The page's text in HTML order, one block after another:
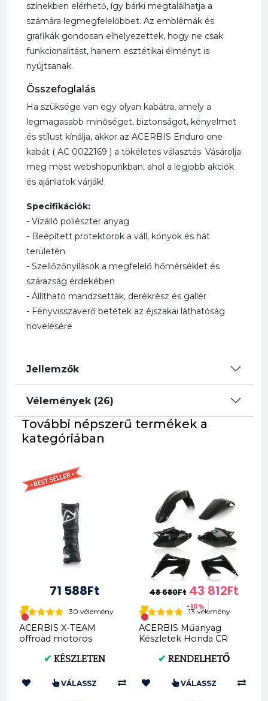
színekben elérhető, így bárki megtalálhatja a
számára legmegfelelőbbet. Az emblémák és
grafikák gondosan elhelyezettek, hogy ne csak
funkcionalitást, hanem esztétikai élményt is
nyújtsanak.
Összefoglalás
Ha szüksége van egy olyan kabátra, amely a
legmagasabb minőséget, biztonságot, kényelmet
és stílust kínálja, akkor az ACERBIS Enduro one
kabát ( AC 0022169 ) a tökéletes választás. Vásárolja
meg most webshopunkban, ahol a legjobb akciók
és ajánlatok várják!
Specifikációk:
- Vízálló poliészter anyag
- Beépített protektorok a váll, könyök és hát
területén
- Szellőzőnyílások a megfelelő hőmérséklet és
szárazság érdekében
- Állítható mandzsetták, derékrész és gallér
- Fényvisszaverő betétek az éjszakai láthatóság
növelésére
Jellemzők
Vélemények (26)
További népszerű termékek a
kategóriában
71 588Ft
30 vélemény
ACERBIS X-TEAM
offroad motoros
✔ KÉSZLETEN
VÁLASSZ
48 680Ft 43 812Ft
-10%
13 vélemény
ACERBIS Műanyag
Készletek Honda CR
(Fekete * Standard) AC
✔ RENDELHETŐ
VÁLASSZ